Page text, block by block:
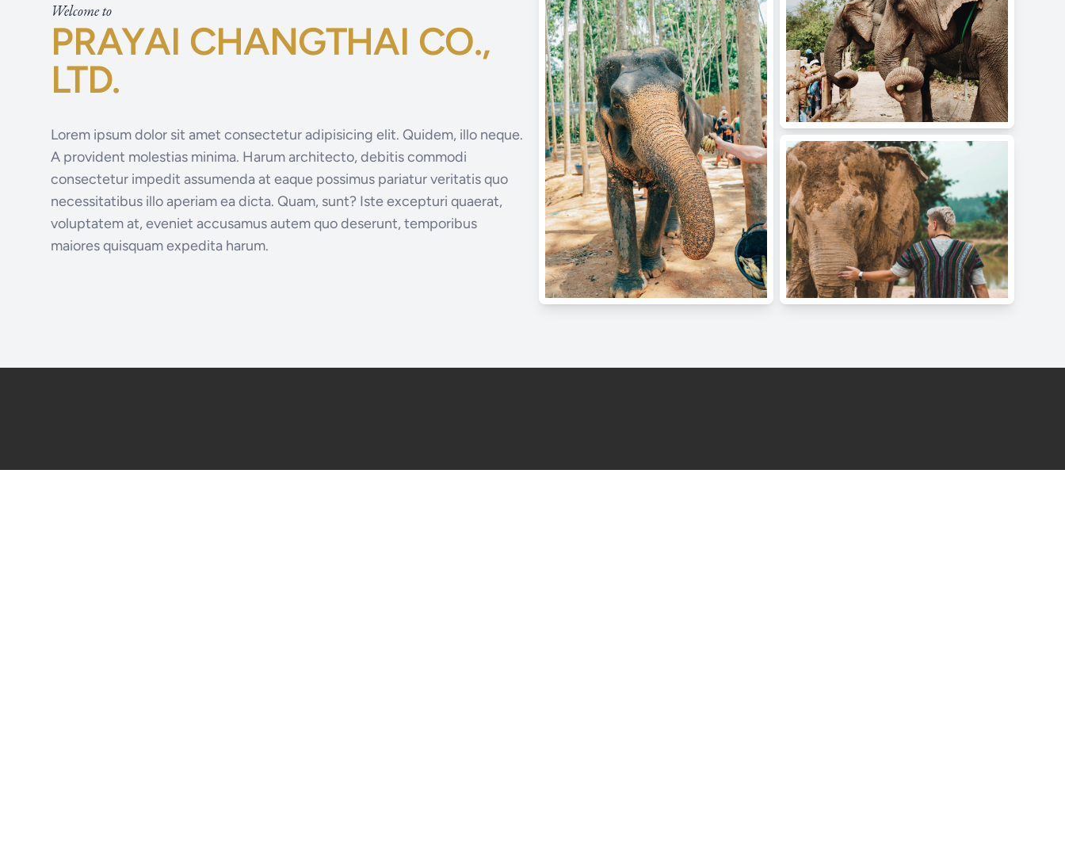
Welcome to
PRAYAI CHANGTHAI CO.,
LTD.
Lorem ipsum dolor sit amet consectetur adipisicing elit. Quidem, illo neque.
A provident molestias minima. Harum architecto, debitis commodi
consectetur impedit assumenda at eaque possimus pariatur veritatis quo
necessitatibus illo aperiam ea dicta. Quam, sunt? Iste excepturi quaerat,
voluptatem at, eveniet accusamus autem quo deserunt, temporibus
maiores quisquam expedita harum.